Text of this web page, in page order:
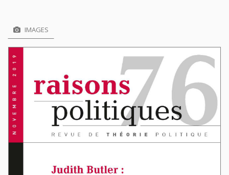
IMAGES